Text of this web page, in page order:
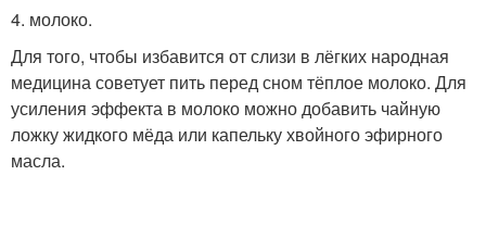
4. молоко.
Для того, чтобы избавится от слизи в лёгких народная
медицина советует пить перед сном тёплое молоко. Для
усиления эффекта в молоко можно добавить чайную
ложку жидкого мёда или капельку хвойного эфирного
масла.